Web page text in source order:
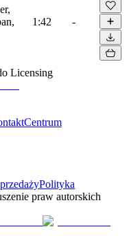
1:42 -
Licensing
Centrum
Polityka
praw autorskich